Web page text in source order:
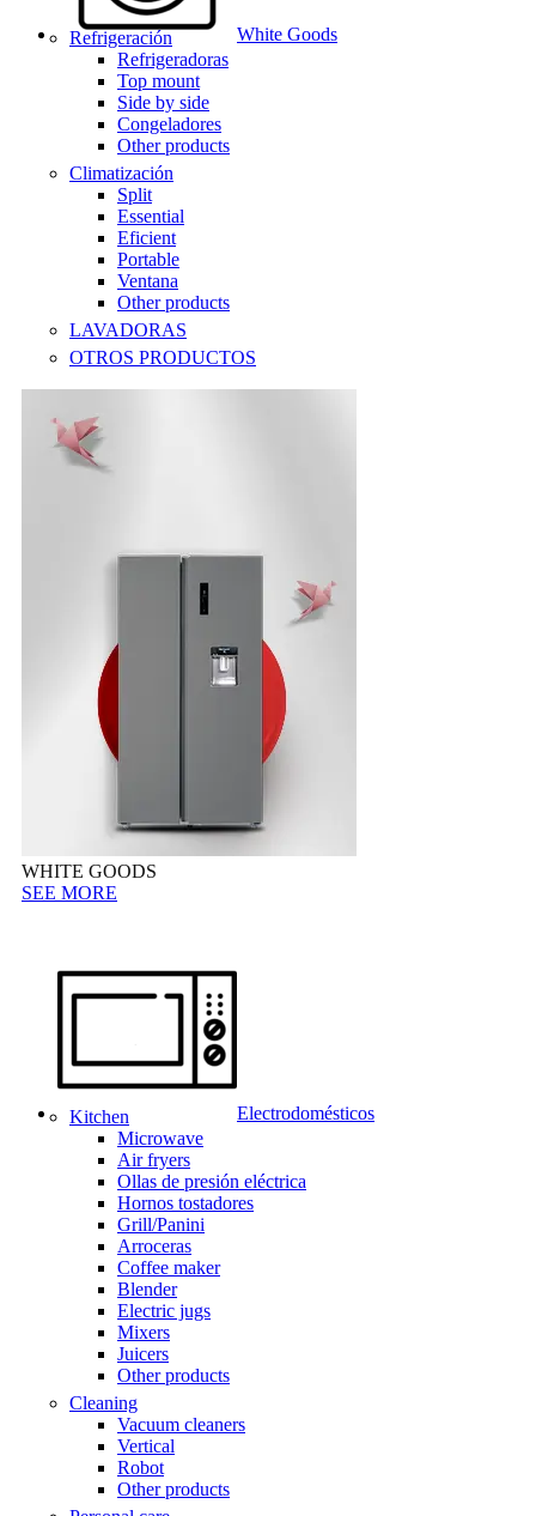
White Goods
Refrigeración
Refrigeradoras
Top mount
Side by side
Congeladores
Other products
Climatización
Split
Essential
Eficient
Portable
Ventana
Other products
LAVADORAS
OTROS PRODUCTOS
WHITE GOODS
SEE MORE
Electrodomésticos
Kitchen
Microwave
Air fryers
Ollas de presión eléctrica
Hornos tostadores
Grill/Panini
Arroceras
Coffee maker
Blender
Electric jugs
Mixers
Juicers
Other products
Cleaning
Vacuum cleaners
Vertical
Robot
Other products